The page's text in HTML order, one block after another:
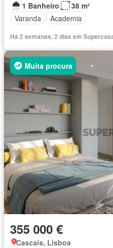
1 Banheiro
38 m²
Varanda
Academia
Há 2 semanas, 2 dias em
Muita procura
355 000 €
Cascais, Lisboa